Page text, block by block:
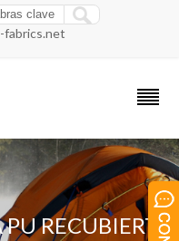
fabrics.net
RECUBIERTO